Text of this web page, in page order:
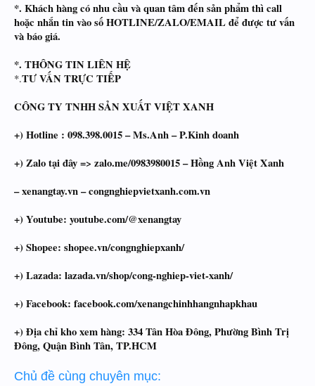
*. Khách hàng có nhu cầu và quan tâm đến sản phẩm thì call
hoặc nhắn tin vào số HOTLINE/ZALO/EMAIL để được tư vấn
và báo giá.
*. THÔNG TIN LIÊN HỆ
*.TƯ VẤN TRỰC TIẾP
CÔNG TY TNHH SẢN XUẤT VIỆT XANH
+) Hotline : 098.398.0015 – Ms.Anh – P.Kinh doanh
+) Zalo tại đây => zalo.me/0983980015 – Hồng Anh Việt Xanh
– xenangtay.vn – congnghiepvietxanh.com.vn
+) Youtube: youtube.com/@xenangtay
+) Shopee: shopee.vn/congnghiepxanh/
+) Lazada: lazada.vn/shop/cong-nghiep-viet-xanh/
+) Facebook: facebook.com/xenangchinhhangnhapkhau
+) Địa chỉ kho xem hàng: 334 Tân Hòa Đông, Phường Bình Trị
Đông, Quận Bình Tân, TP.HCM
Chủ đề cùng chuyên mục: